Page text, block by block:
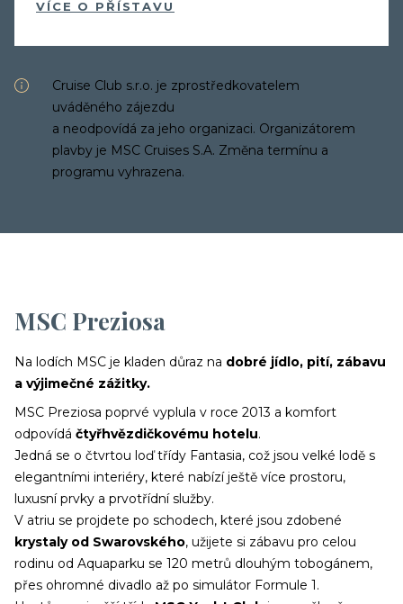
VÍCE O PŘÍSTAVU
Cruise Club s.r.o. je zprostředkovatelem
uváděného zájezdu
a neodpovídá za jeho organizaci. Organizátorem
plavby je MSC Cruises S.A. Změna termínu a
programu vyhrazena.
MSC Preziosa
Na lodích MSC je kladen důraz na dobré jídlo, pití, zábavu
a výjimečné zážitky.​
MSC Preziosa poprvé vyplula v roce 2013 a komfort
odpovídá čtyřhvězdičkovému hotelu.
Jedná se o čtvrtou loď třídy Fantasia, což jsou velké lodě s
elegantními interiéry, které nabízí ještě více prostoru,
luxusní prvky a prvotřídní služby.
V atriu se projdete po schodech, které jsou zdobené
krystaly od Swarovského, užijete si zábavu pro celou
rodinu od Aquaparku se 120 metrů dlouhým tobogánem,
přes ohromné divadlo až po simulátor Formule 1.